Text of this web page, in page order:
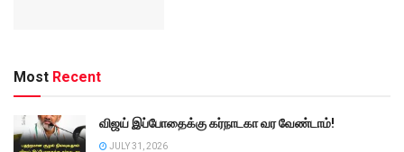
Most Recent
விஜய் இப்போதைக்கு கர்நாடகா வர வேண்டாம்!
JULY 31, 2026